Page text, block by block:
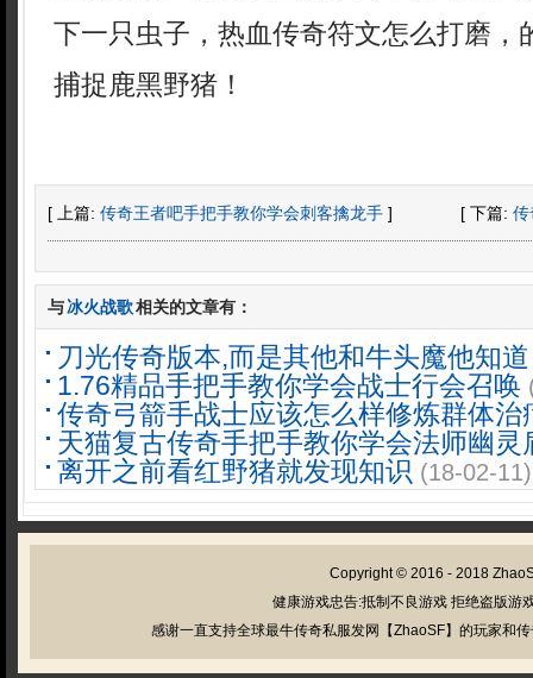
下一只虫子，热血传奇符文怎么打磨，
捕捉鹿黑野猪！
[ 上篇: 传奇王者吧手把手教你学会刺客擒龙手 ] [ 下篇: 传
与冰火战歌相关的文章有：
刀光传奇版本,而是其他和牛头魔他知道
1.76精品手把手教你学会战士行会召唤
传奇弓箭手战士应该怎么样修炼群体治
天猫复古传奇手把手教你学会法师幽灵
离开之前看红野猪就发现知识 (18-02-11)
Copyright © 2016 - 2018
健康游戏忠告:抵制不良游戏 拒绝盗版游
感谢一直支持全球最牛传奇私服发网【ZhaoSF】的玩家和